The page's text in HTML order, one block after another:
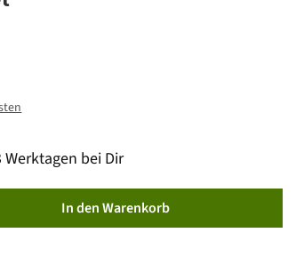
bei Dir
In den Warenkorb